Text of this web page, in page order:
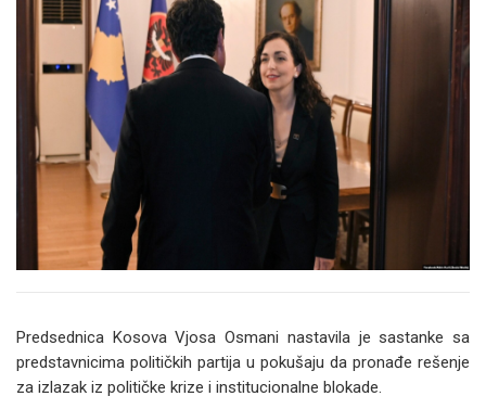
Predsednica Kosova Vjosa Osmani nastavila je sastanke sa
predstavnicima političkih partija u pokušaju da pronađe rešenje
za izlazak iz političke krize i institucionalne blokade.